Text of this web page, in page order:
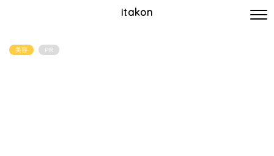
itakon
美容 PR